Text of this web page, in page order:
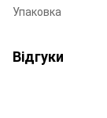
Упаковка
Відгуки